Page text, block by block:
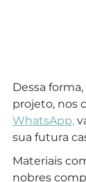
Dessa
projeto, nos
WhatsApp,
sua futura
Materiais
nobres